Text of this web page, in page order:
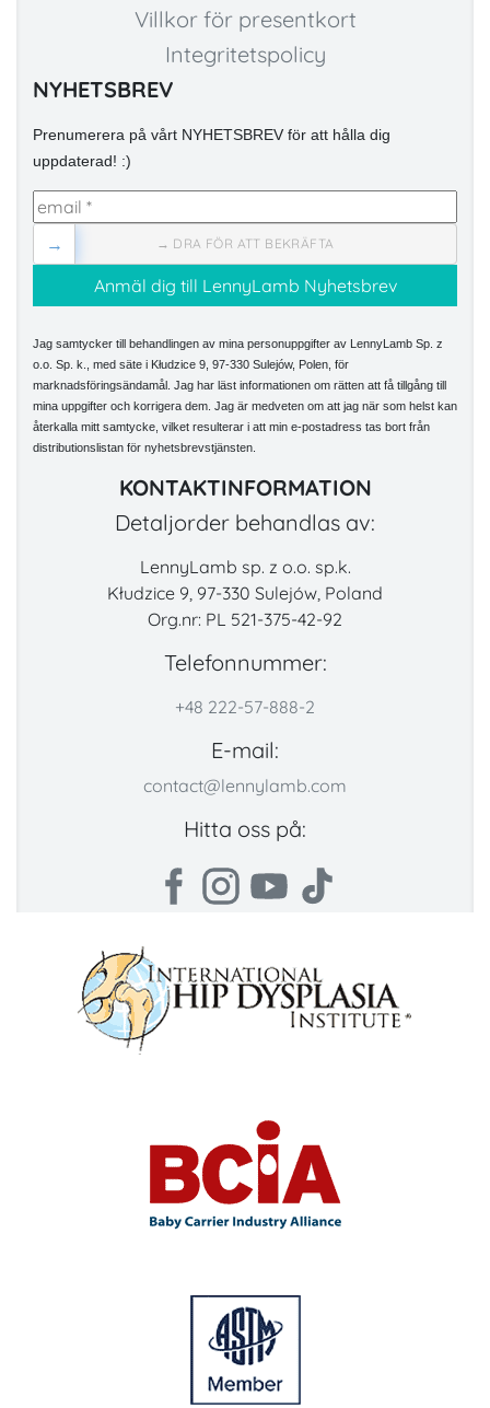
Villkor för presentkort
Integritetspolicy
NYHETSBREV
Prenumerera på vårt NYHETSBREV för att hålla dig
uppdaterad! :)
→ DRA FÖR ATT BEKRÄFTA
→
Jag samtycker till behandlingen av mina personuppgifter av LennyLamb Sp. z
o.o. Sp. k., med säte i Kłudzice 9, 97-330 Sulejów, Polen, för
marknadsföringsändamål. Jag har läst informationen om rätten att få tillgång till
mina uppgifter och korrigera dem. Jag är medveten om att jag när som helst kan
återkalla mitt samtycke, vilket resulterar i att min e-postadress tas bort från
distributionslistan för nyhetsbrevstjänsten.
KONTAKTINFORMATION
Detaljorder behandlas av:
LennyLamb sp. z o.o. sp.k.
Kłudzice 9, 97-330 Sulejów, Poland
Org.nr: PL 521-375-42-92
Telefonnummer:
+48 222-57-888-2
E-mail:
contact@lennylamb.com
Hitta oss på: